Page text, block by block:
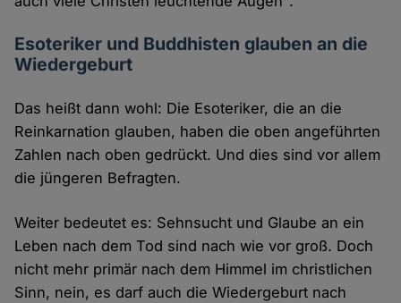
Esoteriker und Buddhisten glauben an die
Wiedergeburt
Das heißt dann wohl: Die Esoteriker, die an die
Reinkarnation glauben, haben die oben angeführten
Zahlen nach oben gedrückt. Und dies sind vor allem
die jüngeren Befragten.
Weiter bedeutet es: Sehnsucht und Glaube an ein
Leben nach dem Tod sind nach wie vor groß. Doch
nicht mehr primär nach dem Himmel im christlichen
Sinn, nein, es darf auch die Wiedergeburt nach